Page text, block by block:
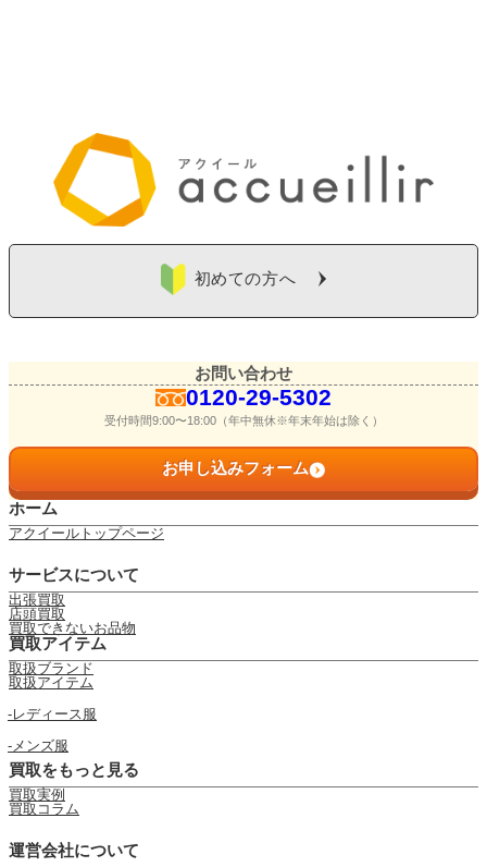
初めての方へ
お問い合わせ
0120-29-5302
受付時間9:00〜18:00（年中無休※年末年始は除く）
お申し込みフォーム
ホーム
アクイールトップページ
サービスについて
出張買取
店頭買取
買取できないお品物
買取アイテム
取扱ブランド
取扱アイテム
レディース服
メンズ服
買取をもっと見る
買取実例
買取コラム
運営会社について